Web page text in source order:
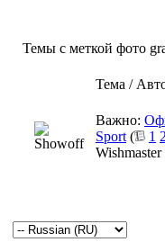
Темы с меткой фото
Тема /
Важно:
Sport ( 1 2
Wishmaster